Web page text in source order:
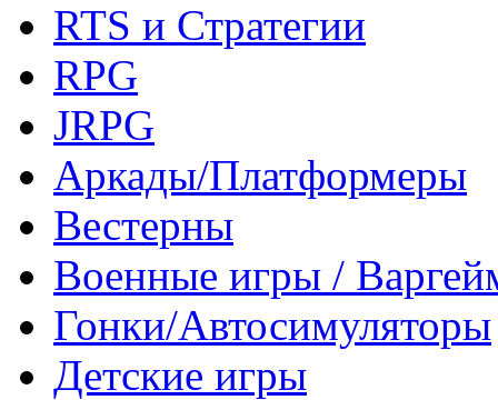
RTS и Стратегии
RPG
JRPG
Аркады/Платформеры
Вестерны
Военные игры /
Гонки/Автосимуляторы
Детские игры